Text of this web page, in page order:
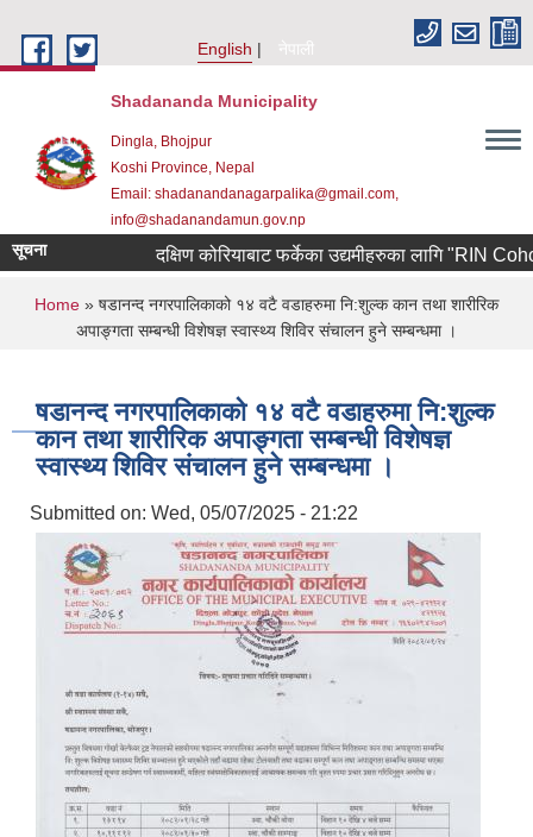
English
नेपाली
Shadananda Municipality
Dingla, Bhojpur
Koshi Province, Nepal
Email: shadanandanagarpalika@gmail.com,
info@shadanandamun.gov.np
सूचना दक्षिण कोरियाबाट फर्केका उद्यमीहरुका लागि "RIN
You are here
Home » षडानन्द नगरपालिकाको १४ वटै वडाहरुमा नि:शुल्क कान तथा शारीरिक
अपाङ्गता सम्बन्धी विशेषज्ञ स्वास्थ्य शिविर संचालन हुने सम्बन्धमा ।
षडानन्द नगरपालिकाको १४ वटै वडाहरुमा नि:शुल्क
कान तथा शारीरिक अपाङ्गता सम्बन्धी विशेषज्ञ
स्वास्थ्य शिविर संचालन हुने सम्बन्धमा ।
Submitted on: Wed, 05/07/2025 - 21:22